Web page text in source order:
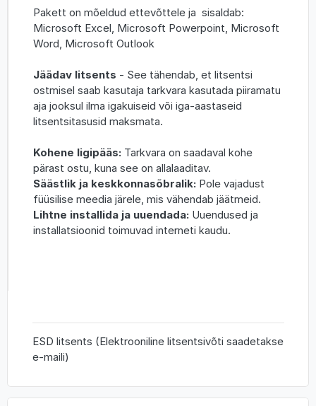
Pakett on mõeldud ettevõttele ja sisaldab:
Microsoft Excel, Microsoft Powerpoint, Microsoft
Word, Microsoft Outlook
Jäädav litsents - See tähendab, et litsentsi
ostmisel saab kasutaja tarkvara kasutada piiramatu
aja jooksul ilma igakuiseid või iga-aastaseid
litsentsitasusid maksmata.
Kohene ligipääs: Tarkvara on saadaval kohe
pärast ostu, kuna see on allalaaditav.
Säästlik ja keskkonnasõbralik: Pole vajadust
füüsilise meedia järele, mis vähendab jäätmeid.
Lihtne installida ja uuendada: Uuendused ja
installatsioonid toimuvad interneti kaudu.
ESD litsents (Elektrooniline litsentsivõti saadetakse
e-maili)